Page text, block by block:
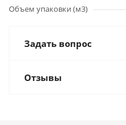
Объем упаковки (м3)
Задать вопрос
Отзывы